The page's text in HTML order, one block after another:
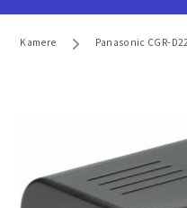
Kamere Panasonic CGR-